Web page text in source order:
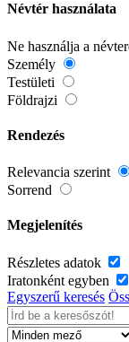
Névtér használata
Ne használja a
Személy
Testületi
Földrajzi
Rendezés
Relevancia szerint
Sorrend
Megjelenítés
Részletes adatok
Iratonként egyben
Egyszerű keresés